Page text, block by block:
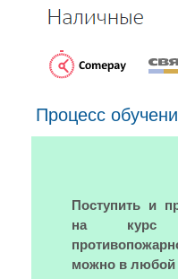
Процесс
Поступить и
на курс
можно в любой